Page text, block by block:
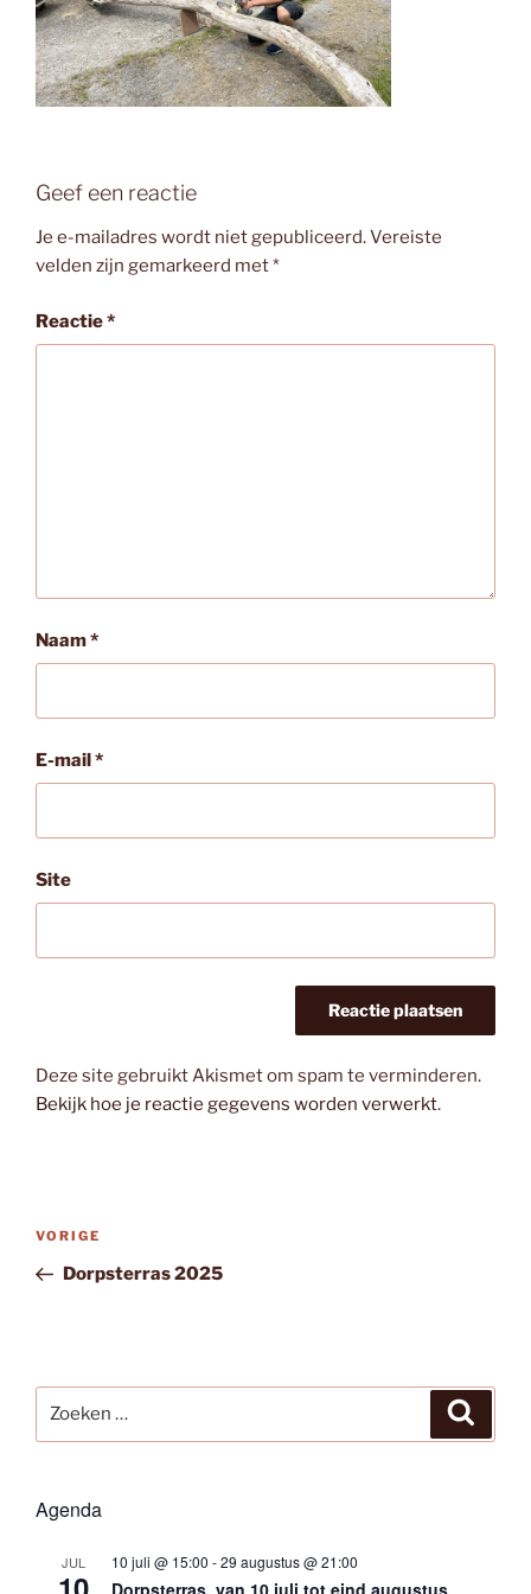
Geef een reactie
Je e-mailadres wordt niet gepubliceerd.Vereiste
velden zijn gemarkeerd met*
Reactie*
Naam*
E-mail*
Site
Deze site gebruikt Akismet om spam te verminderen.
Bekijk hoe je reactie gegevens worden verwerkt.
Bericht
Vorig
bericht
VORIGE
Dorpsterras 2025
naar:
Agenda
JUL 10 juli @ 15:00 -29 augustus @ 21:00
Dorpsterras, van 10 juli tot eind augustus